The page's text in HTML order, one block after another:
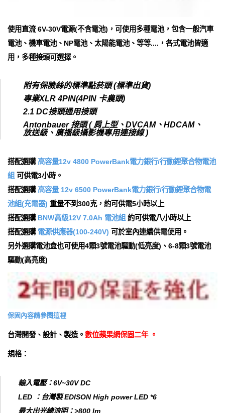
使用直流 6V-30V電源(不含電池)，可使用多種電池，包含一般汽車
電池、機車電池、NP電池、太陽能電池、等等....，各式電池皆適
用，多種接頭可選擇。
附有保險絲的標準點菸頭 (標準出貨)
專業XLR 4PIN(4PIN 卡農頭)
2.1 DC接頭通用接頭
Antonbauer 接頭 ( 肩上型、DVCAM、HDCAM、
放送級、廣播級攝影機專用連接線 )
搭配選購高容量12v 4800 PowerBank電力銀行/行動鋰聚合物電池
組 可供電3小時。
搭配選購高容量 12v 6500 PowerBank電力銀行/行動鋰聚合物電
池組(充電器) 重量不到300克，約可供電5小時以上
搭配選購 BNW高級12V 7.0Ah 電池組 約可供電八小時以上
搭配選購 電源供應器(100-240V) 可於室內連續供電使用。
另外選購電池盒也可使用4顆3號電池驅動(低亮度)、6-8顆3號電池
驅動(高亮度)
保固內容請參閱這裡
台灣開發、設計、製造。 數位蘋果網保固二年 。
規格：
輸入電壓：6V~30V DC
LED ：台灣製 EDISON High power LED *6
最大出光總流明：>800 lm